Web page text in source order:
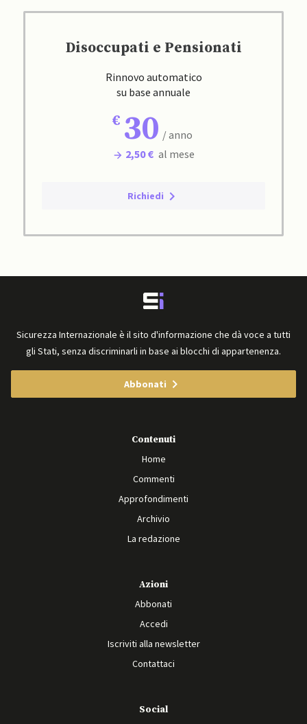
Disoccupati e Pensionati
Rinnovo automatico
su base annuale
30 / anno
2,50 € al mese
Richiedi
Sicurezza Internazionale è il sito d'informazione che dà voce a tutti
gli Stati, senza discriminarli in base ai blocchi di appartenenza.
Abbonati
Contenuti
Home
Commenti
Approfondimenti
Archivio
La redazione
Azioni
Abbonati
Accedi
Iscriviti alla newsletter
Contattaci
Social